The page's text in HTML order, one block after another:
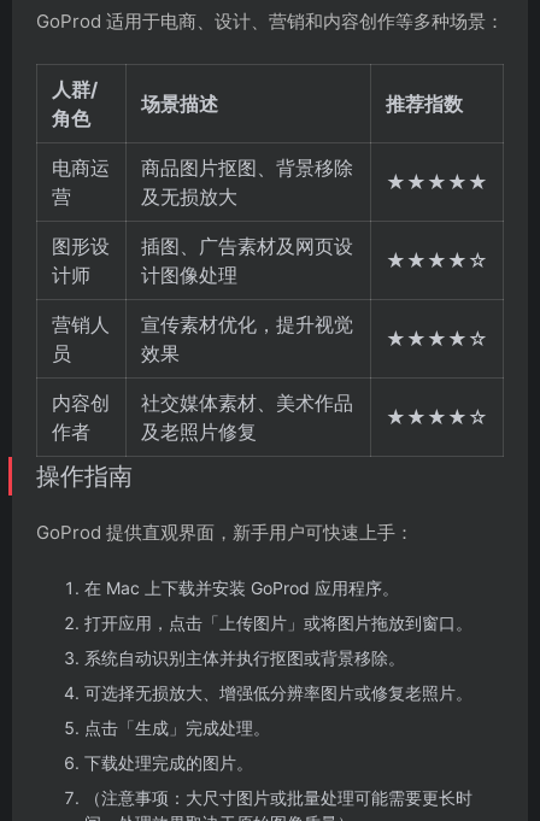
GoProd 适用于电商、设计、营销和内容创作等多种场景：
人群/
角色
场景描述 推荐指数
电商运
营
商品图片抠图、背景移除
及无损放大
★★★★★
图形设
计师
插图、广告素材及网页设
计图像处理
★★★★☆
营销人
员
宣传素材优化，提升视觉
效果
★★★★☆
内容创
作者
社交媒体素材、美术作品
及老照片修复
★★★★☆
操作指南
GoProd 提供直观界面，新手用户可快速上手：
在 Mac 上下载并安装 GoProd 应用程序。
打开应用，点击「上传图片」或将图片拖放到窗口。
系统自动识别主体并执行抠图或背景移除。
可选择无损放大、增强低分辨率图片或修复老照片。
点击「生成」完成处理。
下载处理完成的图片。
（注意事项：大尺寸图片或批量处理可能需要更长时